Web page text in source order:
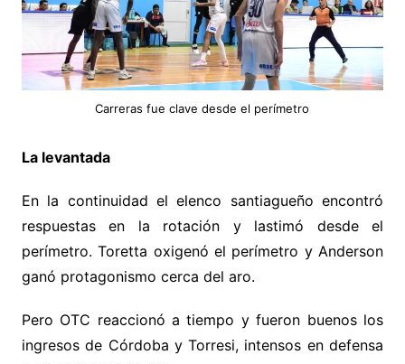
Carreras fue clave desde el perímetro
La levantada
En la continuidad el elenco santiagueño encontró
respuestas en la rotación y lastimó desde el
perímetro. Toretta oxigenó el perímetro y Anderson
ganó protagonismo cerca del aro.
Pero OTC reaccionó a tiempo y fueron buenos los
ingresos de Córdoba y Torresi, intensos en defensa